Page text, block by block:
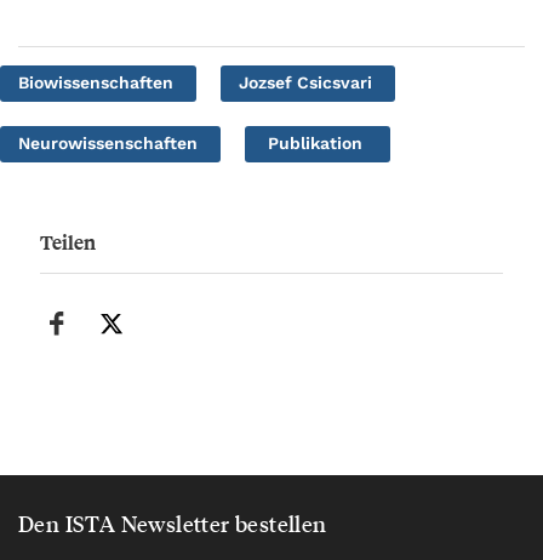
Biowissenschaften Jozsef Csicsvari
Neurowissenschaften Publikation
Teilen
Den ISTA Newsletter bestellen